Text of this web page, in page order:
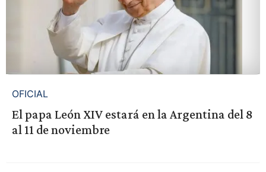
OFICIAL
El papa León XIV estará en la Argentina del 8
al 11 de noviembre